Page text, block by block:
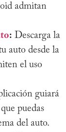
admitan
: Descarga la
auto desde la
el uso
guiará
puedas
del auto.